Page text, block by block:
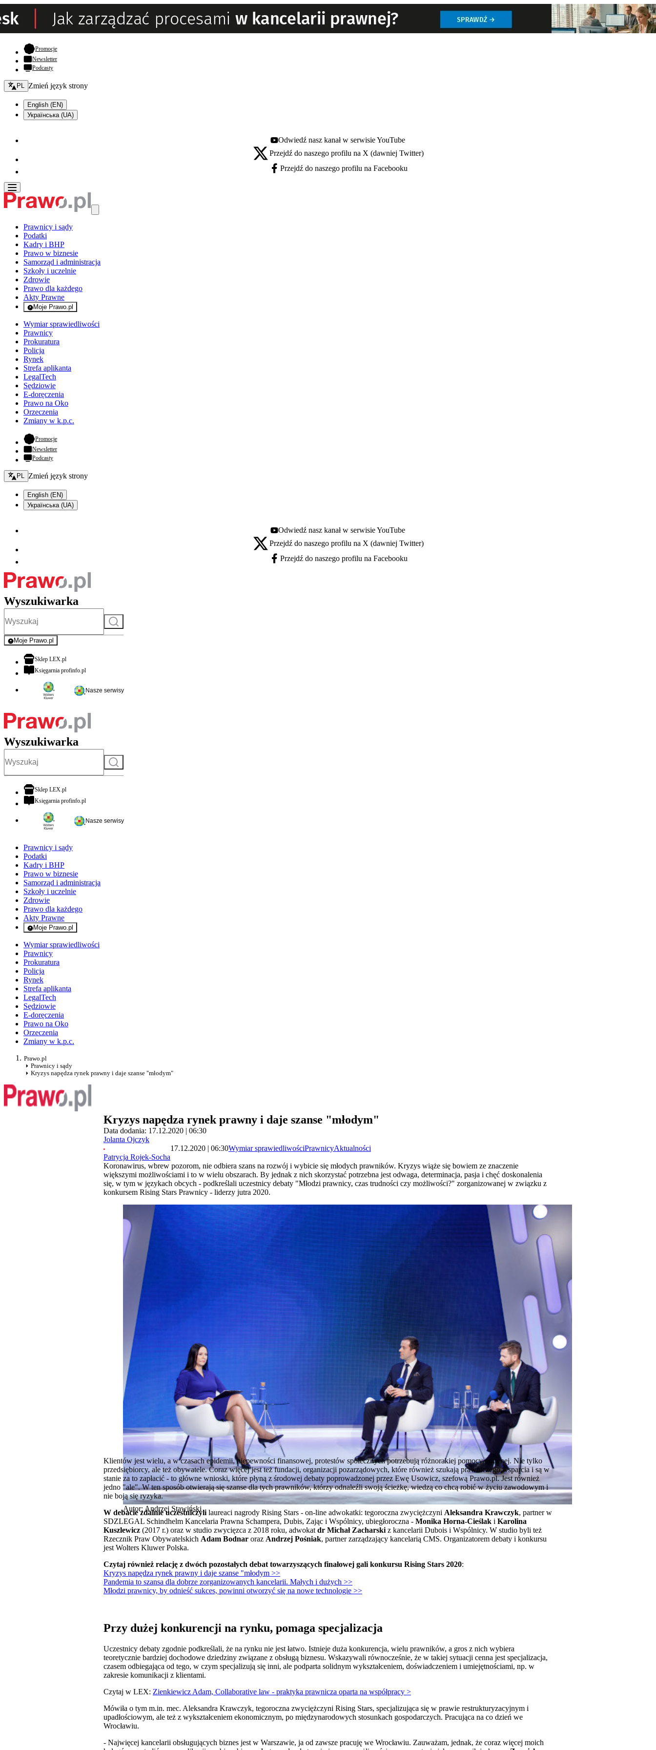
Promocje- otwiera się w nowej karcie
Newsletter
Podcasty
Zmień język - bieżący:
PL Zmień język strony
English (EN)
Українська (UA)
Youtube - otwiera się w nowej karcie
Odwiedź nasz kanał w serwisie YouTube
X - otwiera się w nowej karcie
Przejdź do naszego profilu na X (dawniej Twitter)
Facebook - otwiera się w nowej karcie
Przejdź do naszego profilu na Facebooku
Prawnicy i sądy
Podatki
Kadry i BHP
Prawo w biznesie
Samorząd i administracja
Szkoły i uczelnie
Zdrowie
Prawo dla każdego
Akty Prawne
Moje Prawo.pl
- rejestracja i logowanie do serwisu
Wymiar sprawiedliwości
Prawnicy
Prokuratura
Policja
Rynek
Strefa aplikanta
LegalTech
Sędziowie
E-doręczenia
Prawo na Oko
Orzeczenia
Zmiany w k.p.c.
Promocje- otwiera się w nowej karcie
Newsletter
Podcasty
Zmień język - bieżący:
PL Zmień język strony
English (EN)
Українська (UA)
Youtube - otwiera się w nowej karcie
Odwiedź nasz kanał w serwisie YouTube
X - otwiera się w nowej karcie
Przejdź do naszego profilu na X (dawniej Twitter)
Facebook - otwiera się w nowej karcie
Przejdź do naszego profilu na Facebooku
Wyszukiwarka
Szukaj
Moje Prawo.pl
- rejestracja i logowanie do serwisu
Sklep LEX.plotwiera się w nowej karcie
Księgarnia profinfo.plotwiera się w nowej karcie
Nasze serwisy
Wyszukiwarka
Szukaj
Sklep LEX.plotwiera się w nowej karcie
Księgarnia profinfo.plotwiera się w nowej karcie
Nasze serwisy
Prawnicy i sądy
Podatki
Kadry i BHP
Prawo w biznesie
Samorząd i administracja
Szkoły i uczelnie
Zdrowie
Prawo dla każdego
Akty Prawne
Moje Prawo.pl
- rejestracja i logowanie do serwisu
Wymiar sprawiedliwości
Prawnicy
Prokuratura
Policja
Rynek
Strefa aplikanta
LegalTech
Sędziowie
E-doręczenia
Prawo na Oko
Orzeczenia
Zmiany w k.p.c.
Prawo.pl
Prawnicy i sądy
Kryzys napędza rynek prawny i daje szanse "młodym"
Kryzys napędza rynek prawny i daje szanse "młodym"
Data dodania: 17.12.2020 | 06:30
Jolanta Ojczyk
Patrycja Rojek-Socha
17.12.2020 | 06:30Wymiar sprawiedliwościPrawnicyAktualności
Koronawirus, wbrew pozorom, nie odbiera szans na rozwój i wybicie się młodych prawników. Kryzys wiąże się bowiem ze znaczenie
większymi możliwościami i to w wielu obszarach. By jednak z nich skorzystać potrzebna jest odwaga, determinacja, pasja i chęć doskonalenia
się, w tym w językach obcych - podkreślali uczestnicy debaty "Młodzi prawnicy, czas trudności czy możliwości?" zorganizowanej w związku z
konkursem Rising Stars Prawnicy - liderzy jutra 2020.
Autor: Andrzej Stawiński
Klientów jest wielu, a w czasach epidemii, niepewności finansowej, protestów społecznych potrzebują różnorakiej pomocy prawnej. Nie tylko
przedsiębiorcy, ale też obywatele. Coraz więcej jest też fundacji, organizacji pozarządowych, które również szukają prawniczego wsparcia i są w
stanie za to zapłacić - to główne wnioski, które płyną z środowej debaty poprowadzonej przez Ewę Usowicz, szefową Prawo.pl. Jest również
jedno "ale". W ten sposób otwierają się szanse dla tych prawników, którzy odnaleźli swoją ścieżkę, wiedzą co chcą robić w życiu zawodowym i
nie boją się ryzyka.
W debacie zdalnie uczestniczylilaureaci nagrody Rising Stars - on-line adwokatki: tegoroczna zwyciężczyni Aleksandra Krawczyk, partner w
SDZLEGAL Schindhelm Kancelaria Prawna Schampera, Dubis, Zając i Wspólnicy, ubiegłoroczna - Monika Horna-Cieślak i Karolina
Kuszlewicz (2017 r.) oraz w studio zwycięzca z 2018 roku, adwokatdr Michał Zacharskiz kancelarii Dubois i Wspólnicy. W studio byli też
Rzecznik Praw Obywatelskich Adam Bodnar oraz Andrzej Pośniak, partner zarządzający kancelarią CMS. Organizatorem debaty i konkursu
jest Wolters Kluwer Polska.
Czytaj również relację z dwóch pozostałych debat towarzyszących finałowej gali konkursu Rising Stars 2020:
Kryzys napędza rynek prawny i daje szanse "młodym >>
Pandemia to szansa dla dobrze zorganizowanych kancelarii. Małych i dużych >>
Młodzi prawnicy, by odnieść sukces, powinni otworzyć się na nowe technologie >>
Przy dużej konkurencji na rynku, pomaga specjalizacja
Uczestnicy debaty zgodnie podkreślali, że na rynku nie jest łatwo. Istnieje duża konkurencja, wielu prawników, a gros z nich wybiera
teoretycznie bardziej dochodowe dziedziny związane z obsługą biznesu. Wskazywali równocześnie, że w takiej sytuacji cenna jest specjalizacja,
czasem odbiegająca od tego, w czym specjalizują się inni, ale podparta solidnym wykształceniem, doświadczeniem i umiejętnościami, np. w
zakresie komunikacji z klientami.
Czytaj w LEX: Zienkiewicz Adam, Collaborative law - praktyka prawnicza oparta na współpracy >
Mówiła o tym m.in. mec. Aleksandra Krawczyk, tegoroczna zwyciężczyni Rising Stars, specjalizująca się w prawie restrukturyzacyjnym i
upadłościowym, ale też z wykształceniem ekonomicznym, po międzynarodowych stosunkach gospodarczych. Pracująca na co dzień we
Wrocławiu.
- Najwięcej kancelarii obsługujących biznes jest w Warszawie, ja od zawsze pracuję we Wrocławiu. Zauważam, jednak, że coraz więcej moich